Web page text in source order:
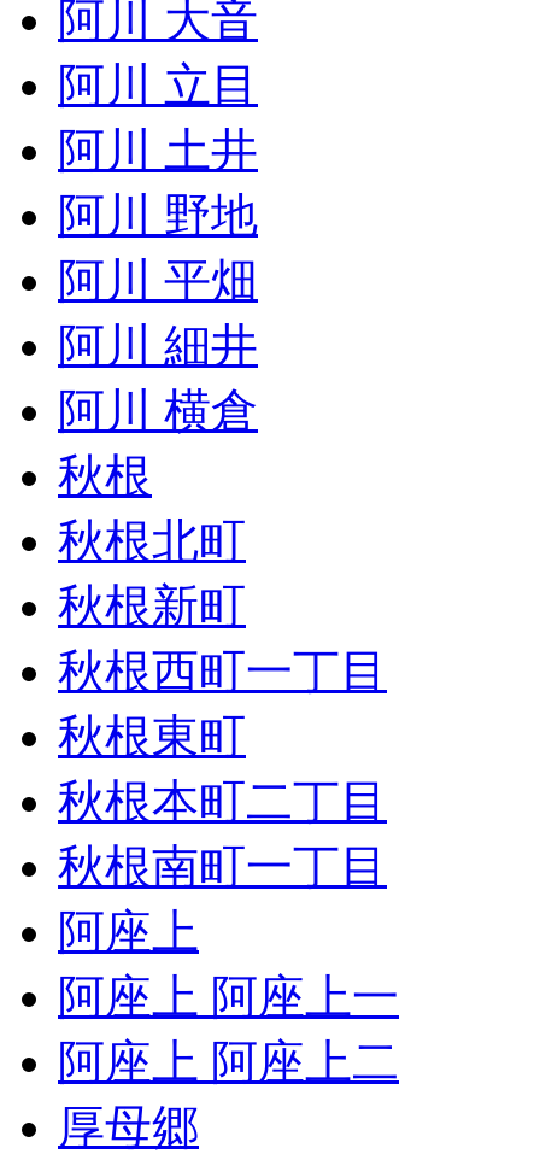
阿川 大音
阿川 立目
阿川 土井
阿川 野地
阿川 平畑
阿川 細井
阿川 横倉
秋根
秋根北町
秋根新町
秋根西町一丁目
秋根東町
秋根本町二丁目
秋根南町一丁目
阿座上
阿座上 阿座上一
阿座上 阿座上二
厚母郷